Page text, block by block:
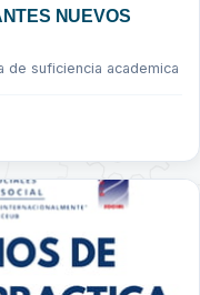
NUEVOS
de suficiencia academica